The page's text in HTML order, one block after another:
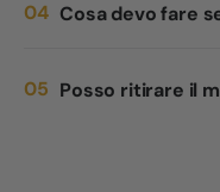
Cosa devo fare
Posso ritirare il